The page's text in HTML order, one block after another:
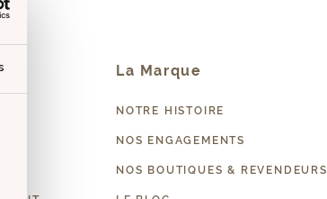
La Marque
NOTRE HISTOIRE
NOS ENGAGEMENTS
NOS BOUTIQUES & REVENDEURS